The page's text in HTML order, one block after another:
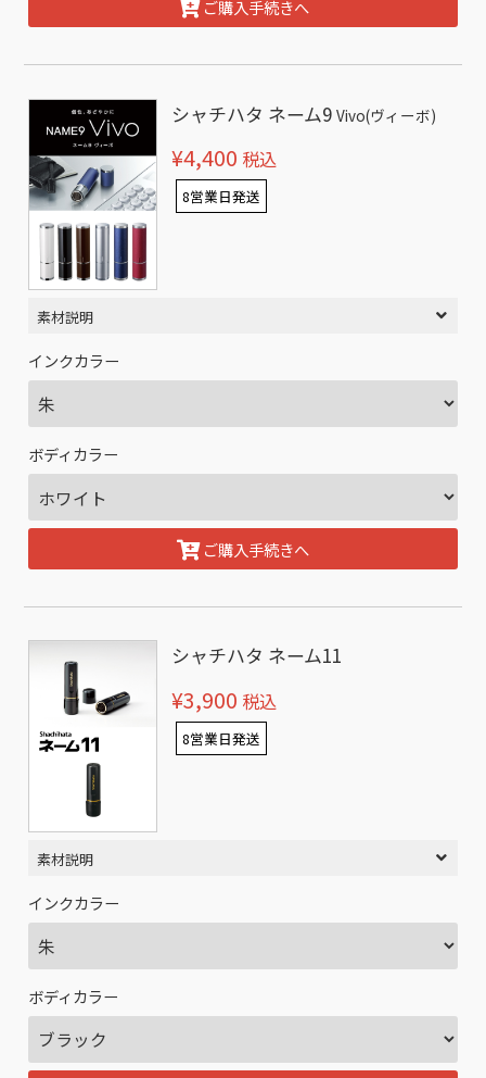
ご購入手続きへ
シャチハタ ネーム9Vivo(ヴィーボ)
¥4,400 税込
8営業日発送
素材説明
インクカラー
ボディカラー
ご購入手続きへ
シャチハタ ネーム11
¥3,900 税込
8営業日発送
素材説明
インクカラー
ボディカラー